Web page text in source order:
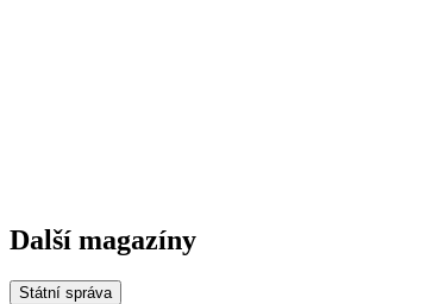
Další magazíny
Státní správa